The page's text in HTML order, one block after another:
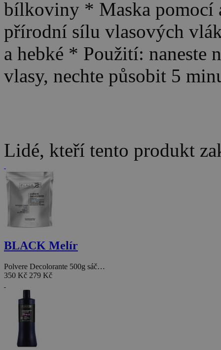
bílkoviny * Maska pomocí
přírodní sílu vlasových
a hebké * Použití: naneste
vlasy, nechte působit 5
Lidé, kteří tento produkt
BLACK Melír
Polvere Decolorante 500g sáč…
350 Kč 279 Kč